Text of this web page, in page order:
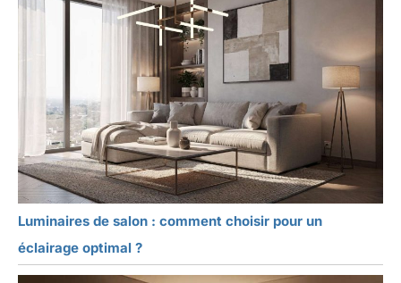
Luminaires de salon : comment choisir pour un
éclairage optimal ?